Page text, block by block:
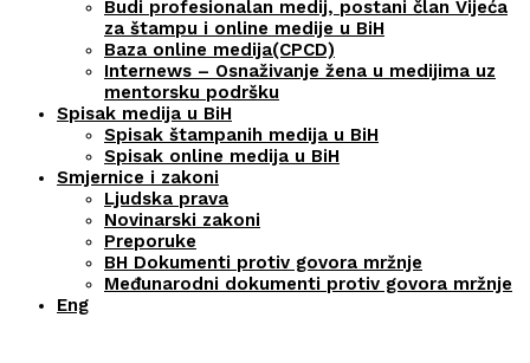
Budi profesionalan medij, postani član Vijeća
za štampu i online medije u BiH
Baza online medija(CPCD)
Internews – Osnaživanje žena u medijima uz
mentorsku podršku
Spisak medija u BiH
Spisak štampanih medija u BiH
Spisak online medija u BiH
Smjernice i zakoni
Ljudska prava
Novinarski zakoni
Preporuke
BH Dokumenti protiv govora mržnje
Međunarodni dokumenti protiv govora mržnje
Eng